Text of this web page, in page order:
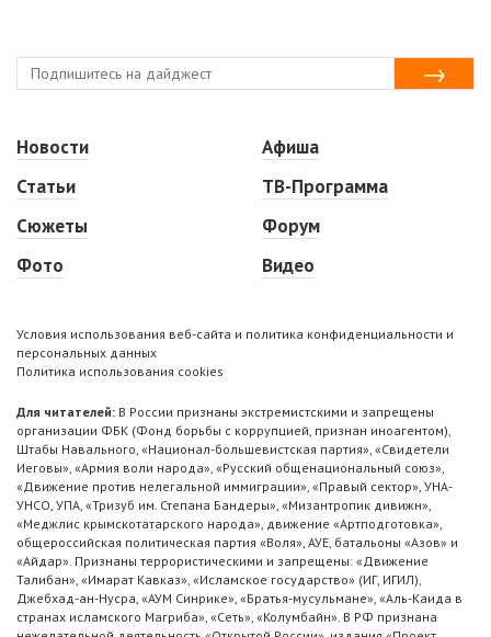
Новости
Статьи
Сюжеты
Фото
Афиша
ТВ-Программа
Форум
Видео
Условия использования веб-сайта и политика конфиденциальности и
персональных данных
Политика использования cookies
Для читателей: В России признаны экстремистскими и запрещены
организации ФБК (Фонд борьбы с коррупцией, признан иноагентом),
Штабы Навального, «Национал-большевистская партия», «Свидетели
Иеговы», «Армия воли народа», «Русский общенациональный союз»,
«Движение против нелегальной иммиграции», «Правый сектор», УНА-
УНСО, УПА, «Тризуб им. Степана Бандеры», «Мизантропик дивижн»,
«Меджлис крымскотатарского народа», движение «Артподготовка»,
общероссийская политическая партия «Воля», АУЕ, батальоны «Азов» и
«Айдар». Признаны террористическими и запрещены: «Движение
Талибан», «Имарат Кавказ», «Исламское государство» (ИГ, ИГИЛ),
Джебхад-ан-Нусра, «АУМ Синрике», «Братья-мусульмане», «Аль-Каида в
странах исламского Магриба», «Сеть», «Колумбайн». В РФ признана